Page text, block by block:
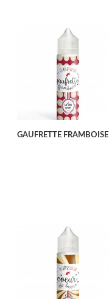
GAUFRETTE FRAMBOISE